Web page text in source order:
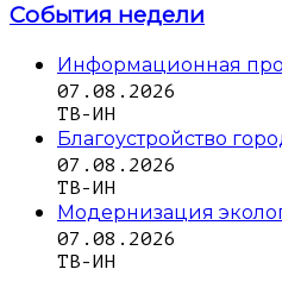
События недели
Информационная
07.08.2026
ТВ-ИН
Благоустройство
07.08.2026
ТВ-ИН
Модернизация
07.08.2026
ТВ-ИН